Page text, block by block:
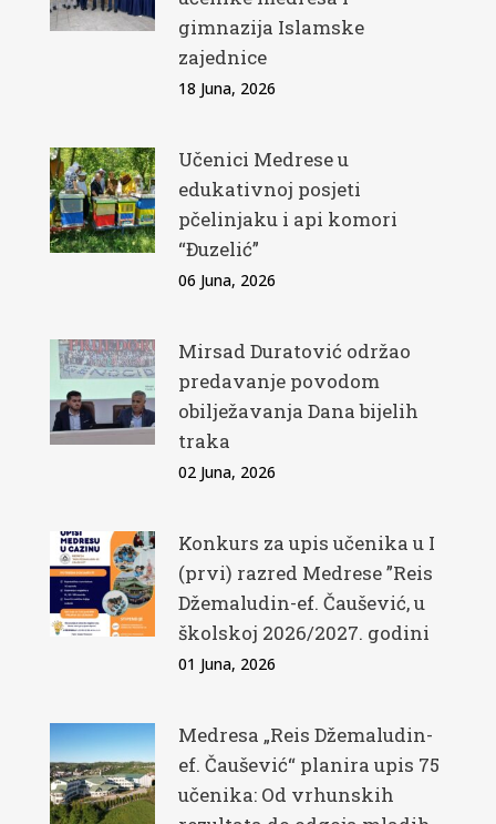
gimnazija Islamske
zajednice
18 Juna, 2026
Učenici Medrese u
edukativnoj posjeti
pčelinjaku i api komori
“Đuzelić”
06 Juna, 2026
Mirsad Duratović održao
predavanje povodom
obilježavanja Dana bijelih
traka
02 Juna, 2026
Konkurs za upis učenika u I
(prvi) razred Medrese ”Reis
Džemaludin-ef. Čaušević, u
školskoj 2026/2027. godini
01 Juna, 2026
Medresa „Reis Džemaludin-
ef. Čaušević“ planira upis 75
učenika: Od vrhunskih